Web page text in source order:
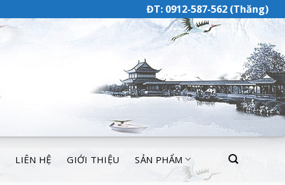
ĐT: 0912-587-562 (Thăng)
LIÊN HỆ GIỚI THIỆU SẢN PHẨM